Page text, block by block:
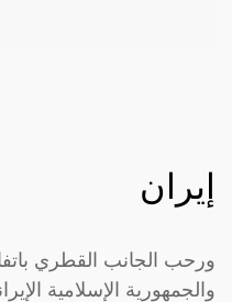
إيران
ورحب الجانب القطري
والجمهورية الإسلامية